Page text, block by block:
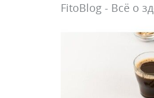
FitoBlog - Всё о